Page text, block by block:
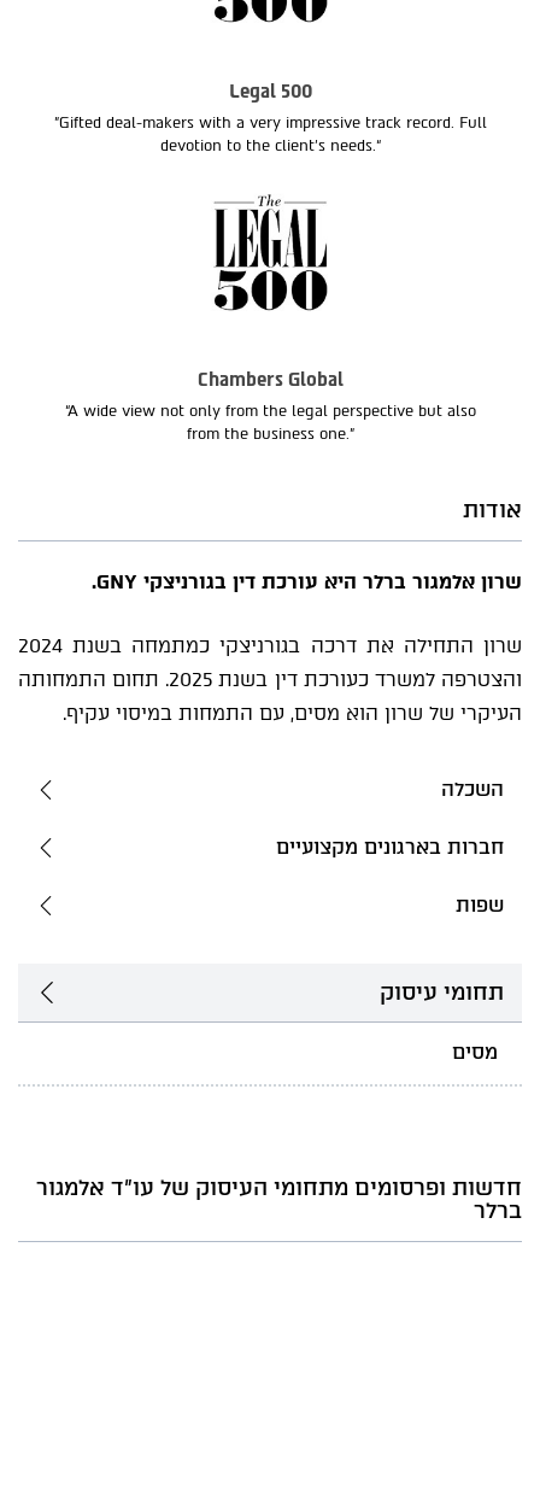
Legal 500
"Gifted deal-makers with a very impressive track record. Full
devotion to the client’s needs.“
Chambers Global
“A wide view not only from the legal perspective but also
from the business one.”
אודות
שרון אלמגור ברלר היא עורכת דין בגורניצקי GNY.
שרון התחילה את דרכה בגורניצקי כמתמחה בשנת 2024
והצטרפה למשרד כעורכת דין בשנת 2025. תחום התמחותה
העיקרי של שרון הוא מסים, עם התמחות במיסוי עקיף.
השכלה
חברות בארגונים מקצועיים
שפות
תחומי עיסוק
מסים
חדשות ופרסומים מתחומי העיסוק של עו"ד אלמגור
ברלר